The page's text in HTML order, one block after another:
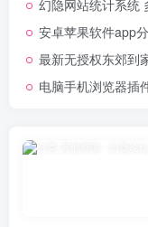
幻隐网站统计系统
安卓苹果软件app
最新无授权东郊到
电脑手机浏览器插